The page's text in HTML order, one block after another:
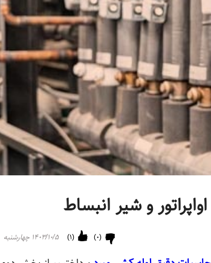
و شیر انبساط
۱۴۰۳/۱۰/۵ چهارشنبه (
1
) (
0
)